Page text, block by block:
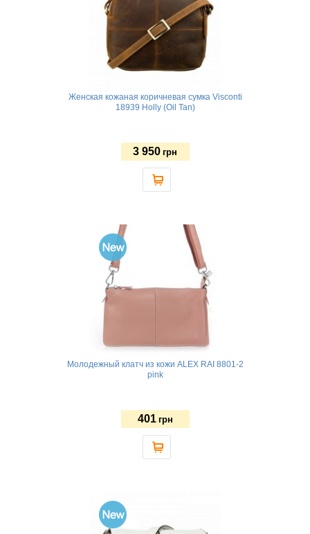
Женская кожаная коричневая сумка Visconti
18939 Holly (Oil Tan)
3 950 грн
Молодежный клатч из кожи ALEX RAI 8801-2
pink
401 грн